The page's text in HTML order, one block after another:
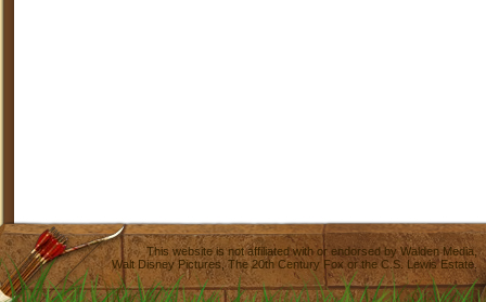
This website is not affiliated with or endorsed byWalden Media
Walt Disney Pictures,The 20th Century Fox or the C.S. Lewis Estate.